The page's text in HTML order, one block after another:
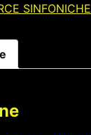
SINFONICHE